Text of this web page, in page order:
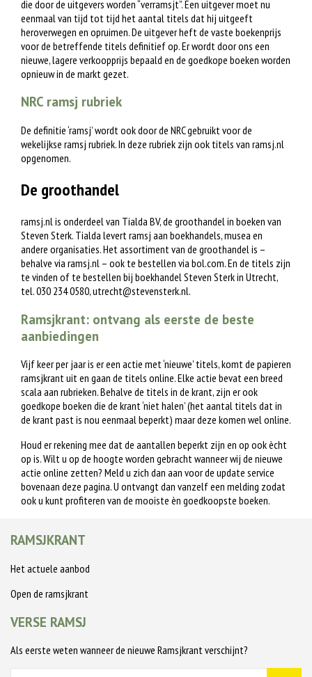
die door de uitgevers worden “verramsjt”. Een uitgever moet nu
eenmaal van tijd tot tijd het aantal titels dat hij uitgeeft
heroverwegen en opruimen. De uitgever heft de vaste boekenprijs
voor de betreffende titels definitief op. Er wordt door ons een
nieuwe, lagere verkoopprijs bepaald en de goedkope boeken worden
opnieuw in de markt gezet.
NRC ramsj rubriek
De definitie ‘ramsj’ wordt ook door de NRC gebruikt voor de
wekelijkse ramsj rubriek. In deze rubriek zijn ook titels van ramsj.nl
opgenomen.
De groothandel
ramsj.nl is onderdeel van Tialda BV, de groothandel in boeken van
Steven Sterk. Tialda levert ramsj aan boekhandels, musea en
andere organisaties. Het assortiment van de groothandel is –
behalve via ramsj.nl – ook te bestellen via bol.com. En de titels zijn
te vinden of te bestellen bij boekhandel Steven Sterk in Utrecht,
tel. 030 234 0580,utrecht@stevensterk.nl.
Ramsjkrant: ontvang als eerste de beste
aanbiedingen
Vijf keer per jaar is er een actie met ‘nieuwe’ titels, komt de papieren
ramsjkrant uit en gaan de titels online. Elke actie bevat een breed
scala aan rubrieken. Behalve de titels in de krant, zijn er ook
goedkope boeken die de krant ‘niet halen’ (het aantal titels dat in
de krant past is nou eenmaal beperkt) maar deze komen wel online.
Houd er rekening mee dat de aantallen beperkt zijn en op ook ècht
op is. Wilt u op de hoogte worden gebracht wanneer wij de nieuwe
actie online zetten? Meld u zich dan aan voor de update service
bovenaan deze pagina. U ontvangt dan vanzelf een melding zodat
ook u kunt profiteren van de mooiste èn goedkoopste boeken.
RAMSJKRANT
Het actuele aanbod
Open de ramsjkrant
VERSE RAMSJ
Als eerste weten wanneer de nieuwe Ramsjkrant verschijnt?